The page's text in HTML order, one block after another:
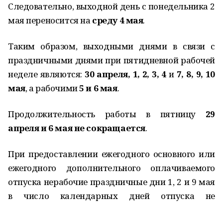
Следовательно, выходной день с понедельника 2
мая переносится на среду 4 мая.
Таким образом, выходными днями в связи с
праздничными днями при пятидневной рабочей
неделе являются: 30 апреля, 1, 2, 3, 4 и 7, 8, 9, 10
мая, а рабочими5 и 6 мая.
Продолжительность работы в пятницу 29
апреля и 6 мая не сокращается.
При предоставлении ежегодного основного или
ежегодного дополнительного оплачиваемого
отпуска нерабочие праздничные дни 1, 2 и 9 мая
в число календарных дней отпуска не